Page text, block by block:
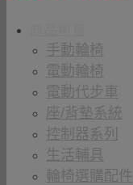
手動輪椅
電動輪椅
電動代步車
座/背墊系統
控制器系列
生活輔具
輪椅選購配件